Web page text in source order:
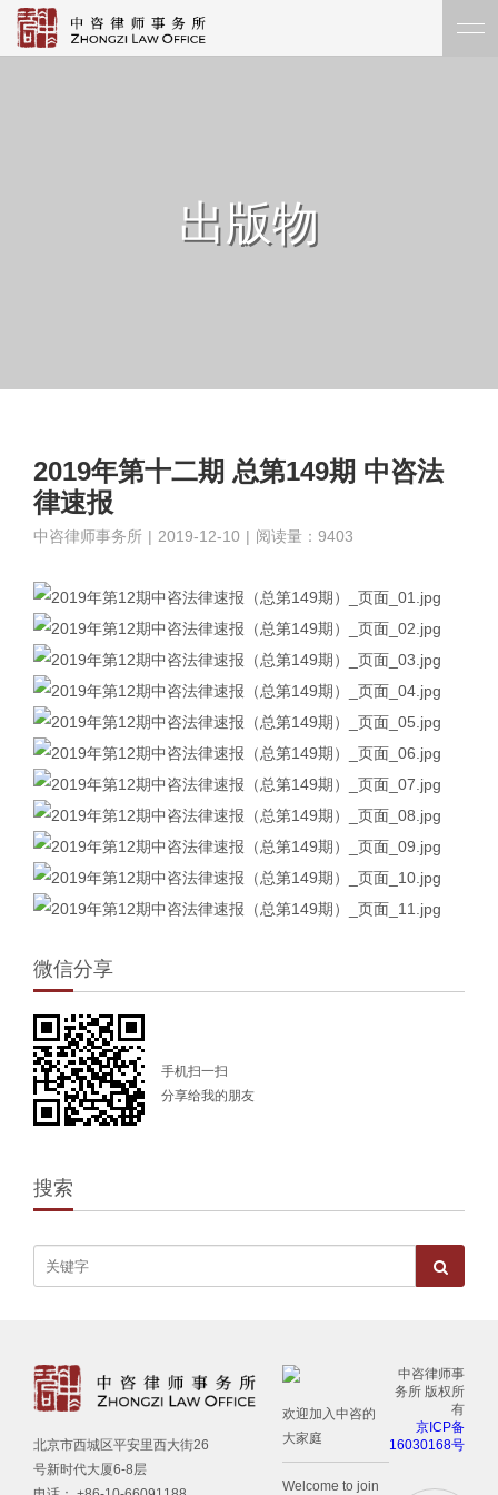
出版物
2019年第十二期 总第149期 中咨法
律速报
中咨律师事务所 | 2019-12-10 | 阅读量：9403
微信分享
手机扫一扫
分享给我的朋友
搜索
北京市西城区平安里西大街26
号新时代大厦6-8层
欢迎加入中咨的
大家庭
Welcome to join
中咨律师事
务所 版权所
有
京ICP备
16030168号